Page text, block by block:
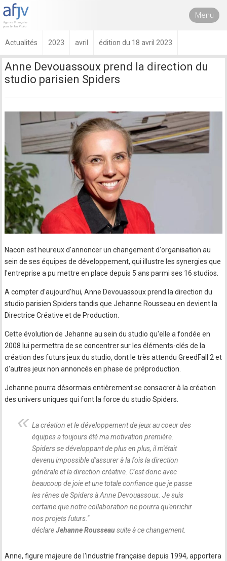
Menu
Actualités 2023 avril édition du 18 avril 2023
Anne Devouassoux prend la direction du
studio parisien Spiders
Nacon est heureux d'annoncer un changement d'organisation au
sein de ses équipes de développement, qui illustre les synergies que
l'entreprise a pu mettre en place depuis 5 ans parmi ses 16 studios.
A compter d'aujourd'hui, Anne Devouassoux prend la direction du
studio parisien Spiders tandis que Jehanne Rousseau en devient la
Directrice Créative et de Production.
Cette évolution de Jehanne au sein du studio qu'elle a fondée en
2008 lui permettra de se concentrer sur les éléments-clés de la
création des futurs jeux du studio, dont le très attendu GreedFall 2 et
d'autres jeux non annoncés en phase de préproduction.
Jehanne pourra désormais entièrement se consacrer à la création
des univers uniques qui font la force du studio Spiders.
La création et le développement de jeux au coeur des
équipes a toujours été ma motivation première.
Spiders se développant de plus en plus, il m'était
devenu impossible d'assurer à la fois la direction
générale et la direction créative. C'est donc avec
beaucoup de joie et une totale confiance que je passe
les rênes de Spiders à Anne Devouassoux. Je suis
certaine que notre collaboration ne pourra qu'enrichir
nos projets futurs."
déclareJehanne Rousseausuite à ce changement.
Anne, figure majeure de l'industrie française depuis 1994, apportera